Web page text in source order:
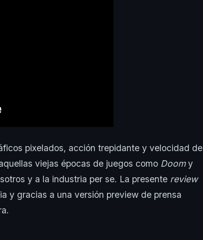
pixelados, acción trepidante y velocidad de
viejas épocas de juegos como Doomy
y a la industria per se. La presente review
y gracias a una versión preview de prensa